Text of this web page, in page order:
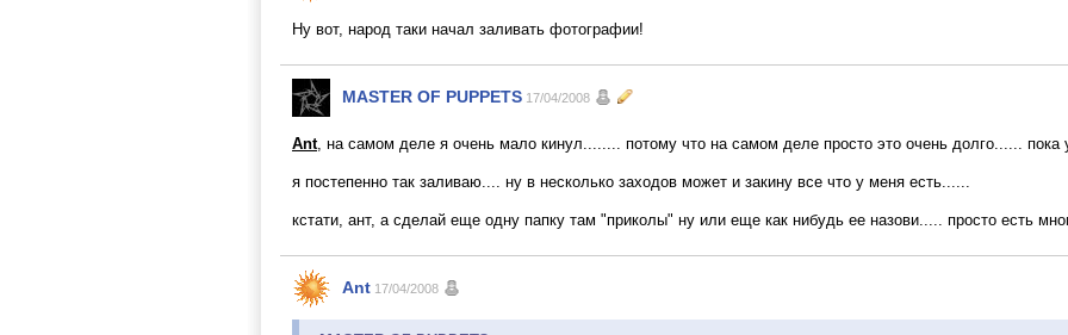
Ну вот, народ таки начал заливать фотографии!
MASTER OF PUPPETS 17/04/2008
Ant, на самом деле я очень мало кинул........ потому что на самом деле просто это очень долго...... пока
я постепенно так заливаю.... ну в несколько заходов может и закину все что у меня есть......
кстати, ант, а сделай еще одну папку там "приколы" ну или еще как нибудь ее назови..... просто есть
Ant 17/04/2008